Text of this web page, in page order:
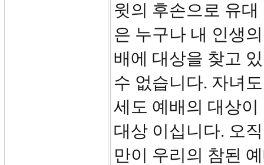
윗의 후손으로 유
은 누구나 내 인생
배에 대상을 찾고
수 없습니다. 자녀
세도 예배의 대상
대상 이십니다. 오
만이 우리의 참된